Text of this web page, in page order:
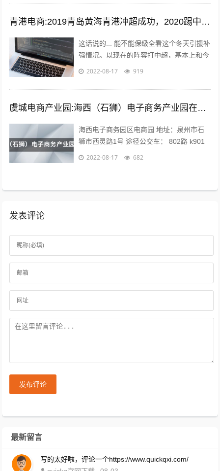
青港电商:2019青岛黄海青港冲超成功，2020踢中超青岛会保级吗？
这话说的... 能不能保级全看这个冬天引援补
强情况。以现在的阵容打中超，基本上和今
年人和一个下场。 现在问题是，队内有经
2022-08-17 919
虞城电商产业园:海西（石狮）电子商务产业园在哪？
海西电子商务园区电商园 地址：泉州市石
狮市西灵路1号 途径公交车： 802路 k901
路 k902路到石狮服装城南区公交站下车向
2022-08-17 682
发表评论
发布评论
最新留言
写的太好啦，评论一个https://www.quickqxi.com/